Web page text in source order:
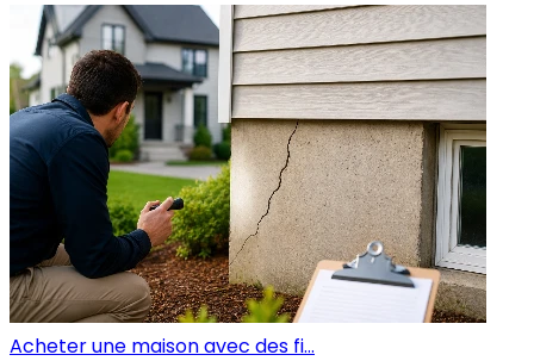
Acheter une maison avec des fi...